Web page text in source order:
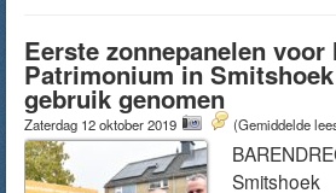
Eerste zonnepanelen
Patrimonium in
gebruik genomen
Zaterdag 12 oktober 2019 (Gemiddelde